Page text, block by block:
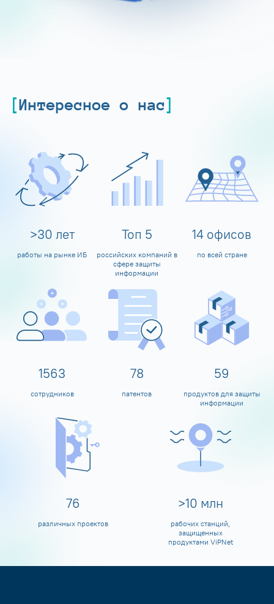
Интересное о нас
>30 лет
работы на рынке ИБ
Топ 5
российских компаний в
сфере защиты
информации
14 офисов
по всей стране
1600
сотрудников
80
патентов
60
продуктов для защиты
информации
80
различных проектов
>10 млн
рабочих станций,
защищенных
продуктами ViPNet